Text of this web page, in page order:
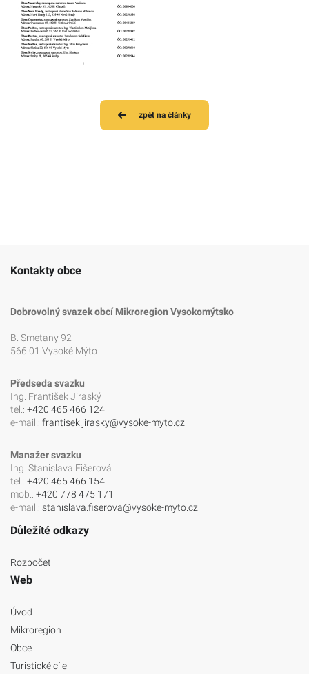
zpět na články
Kontakty obce
Dobrovolný svazek obcí Mikroregion Vysokomýtsko
B. Smetany 92
566 01 Vysoké Mýto
Předseda svazku
Ing. František Jiraský
tel.: +420 465 466 124
e-mail.: frantisek.jirasky@vysoke-myto.cz
Manažer svazku
Ing. Stanislava Fišerová
tel.: +420 465 466 154
mob.: +420 778 475 171
e-mail.: stanislava.fiserova@vysoke-myto.cz
Důležíté odkazy
Rozpočet
Web
Úvod
Mikroregion
Obce
Turistické cíle